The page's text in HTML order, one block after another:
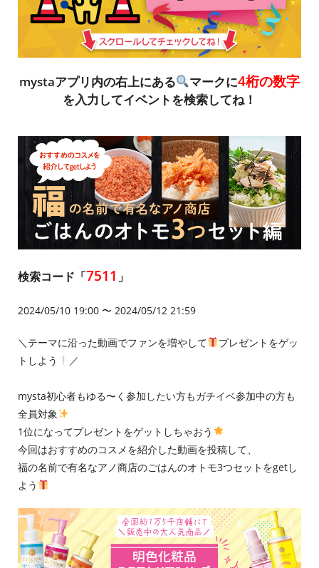
mystaアプリ内の右上にある マークに4桁の数字
を入力してイベントを検索してね！
検索コード「7511 」
2024/05/10 19:00 〜 2024/05/12 21:59
＼テーマに沿った動画でファンを増やして
プレゼントをゲッ
トしよう
／
mysta初心者もゆる〜く参加したい方もガチイベ参加中の方も
全員対象
1位になってプレゼントをゲットしちゃおう
今回はおすすめのコスメを紹介した動画を投稿して、
福の名前で有名なアノ商店のごはんのオトモ3つセットをgetし
よう